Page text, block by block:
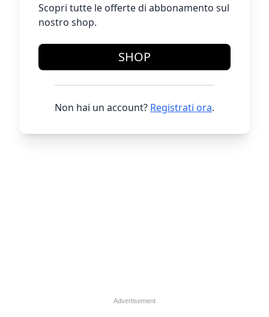
Scopri tutte le offerte di abbonamento sul
nostro shop.
SHOP
Non hai un account? Registrati ora.